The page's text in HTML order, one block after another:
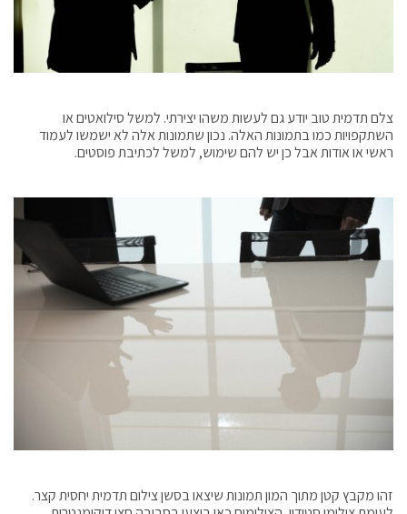
צלם תדמית טוב יודע גם לעשות משהו יצירתי. למשל סילואטים או
השתקפויות כמו בתמונות האלה. נכון שתמונות אלה לא ישמשו לעמוד
ראשי או אודות אבל כן יש להם שימוש, למשל לכתיבת פוסטים.
זהו מקבץ קטן מתוך המון תמונות שיצאו בסשן צילום תדמית יחסית קצר.